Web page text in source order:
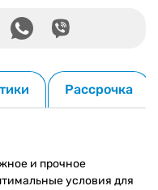
Рассрочка
и прочное
условия для